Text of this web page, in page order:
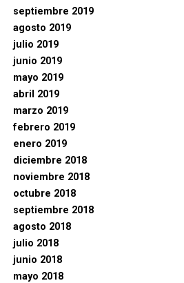
septiembre 2019
agosto 2019
julio 2019
junio 2019
mayo 2019
abril 2019
marzo 2019
febrero 2019
enero 2019
diciembre 2018
noviembre 2018
octubre 2018
septiembre 2018
agosto 2018
julio 2018
junio 2018
mayo 2018